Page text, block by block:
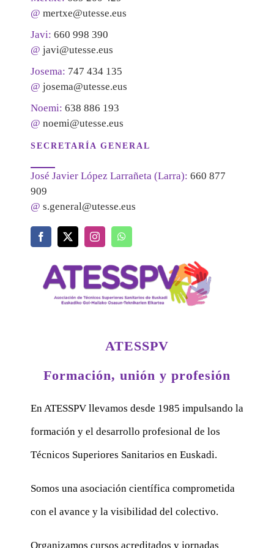
@ mertxe@utesse.eus
Javi: 660 998 390
@ javi@utesse.eus
Josema: 747 434 135
@ josema@utesse.eus
Noemi: 638 886 193
@ noemi@utesse.eus
SECRETARÍA GENERAL
José Javier López Larrañeta (Larra): 660 877
909
@ s.general@utesse.eus
ATESSPV
Formación, unión y profesión
En ATESSPV llevamos desde 1985 impulsando la
formación y el desarrollo profesional de los
Técnicos Superiores Sanitarios en Euskadi.
Somos una asociación científica comprometida
con el avance y la visibilidad del colectivo.
Organizamos cursos acreditados y jornadas